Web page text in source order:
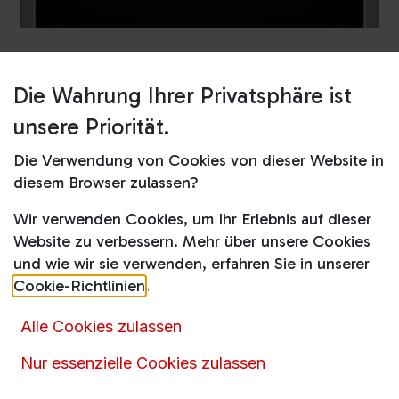
Shop Dampfgarer B64FT33N0
B64FT33N0
Produktdatenblatt
1.449,00€ inkl. MwSt. 3.583,00€
Online nicht vorrätig
Momentan ist dieser Artikel nicht online verfügbar.
Rufen Sie uns an oder senden Sie uns eine
Die Wahrung Ihrer Privatsphäre ist
unsere Priorität.
Die Verwendung von Cookies von dieser Website in
diesem Browser zulassen?
Wir verwenden Cookies, um Ihr Erlebnis auf dieser
Website zu verbessern. Mehr über unsere Cookies
und wie wir sie verwenden, erfahren Sie in unserer
Cookie-Richtlinien.
Alle Cookies zulassen
Nur essenzielle Cookies zulassen